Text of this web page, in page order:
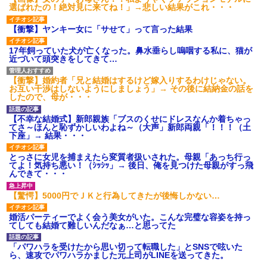
選ばれたの！絶対見に来てね！」→悲しい結果がこれ・・・
【衝撃】ヤンキー女に「サせて」って言った結果
17年飼っていた犬が亡くなった。鼻水垂らし嗚咽する私に、猫が
近づいて頭突きをしてきて…
【衝撃】婚約者「兄と結婚はするけど嫁入りするわけじゃない。
お互い干渉はしないようにしましょう」→ その後に結納金の話を
したので、母が・・・
【不幸な結婚式】新郎親族「ブスのくせにドレスなんか着ちゃっ
てさ～ほんと恥ずかしいわよね～（大声」新郎両親「！！！（土
下座」→ 結果・・・
とっさに女児を捕まえたら変質者扱いされた。母親「あっち行っ
てよ！気持ち悪い！（ｼｯｼｯ」→ 後日、俺を見つけた母親がすっ飛
んできて・・・
【驚愕】5000円でＪＫと行為してきたが後悔しかない…
婚活パーティーでよく会う美女がいた。こんな完璧な容姿を持っ
てしても結婚て難しいんだなぁ…と思ってた
「パワハラを受けたから思い切って転職した」とSNSで呟いた
ら、速攻でパワハラかました元上司がLINEを送ってきた。